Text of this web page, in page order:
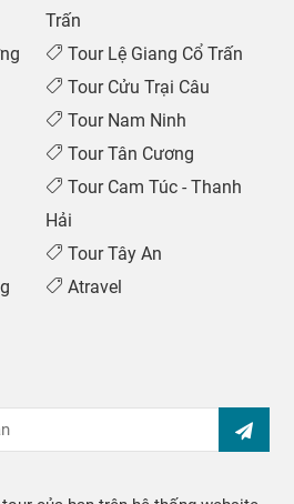
Trấn
Tour Lệ Giang Cổ Trấn
Tour Cửu Trại Câu
Tour Nam Ninh
Tour Tân Cương
Tour Cam Túc - Thanh
Hải
Tour Tây An
Atravel